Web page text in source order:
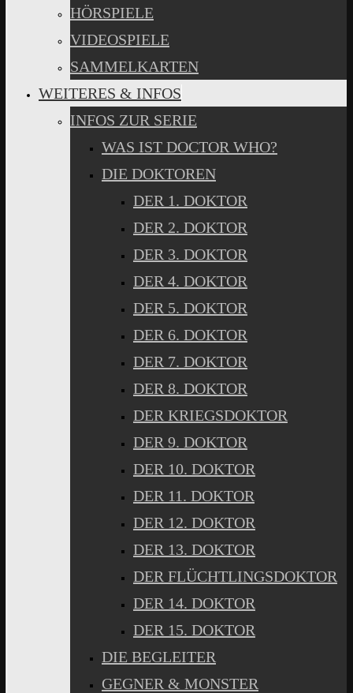
HÖRSPIELE
VIDEOSPIELE
SAMMELKARTEN
WEITERES & INFOS
INFOS ZUR SERIE
WAS IST DOCTOR WHO?
DIE DOKTOREN
DER 1. DOKTOR
DER 2. DOKTOR
DER 3. DOKTOR
DER 4. DOKTOR
DER 5. DOKTOR
DER 6. DOKTOR
DER 7. DOKTOR
DER 8. DOKTOR
DER KRIEGSDOKTOR
DER 9. DOKTOR
DER 10. DOKTOR
DER 11. DOKTOR
DER 12. DOKTOR
DER 13. DOKTOR
DER FLÜCHTLINGSDOKTOR
DER 14. DOKTOR
DER 15. DOKTOR
DIE BEGLEITER
GEGNER & MONSTER